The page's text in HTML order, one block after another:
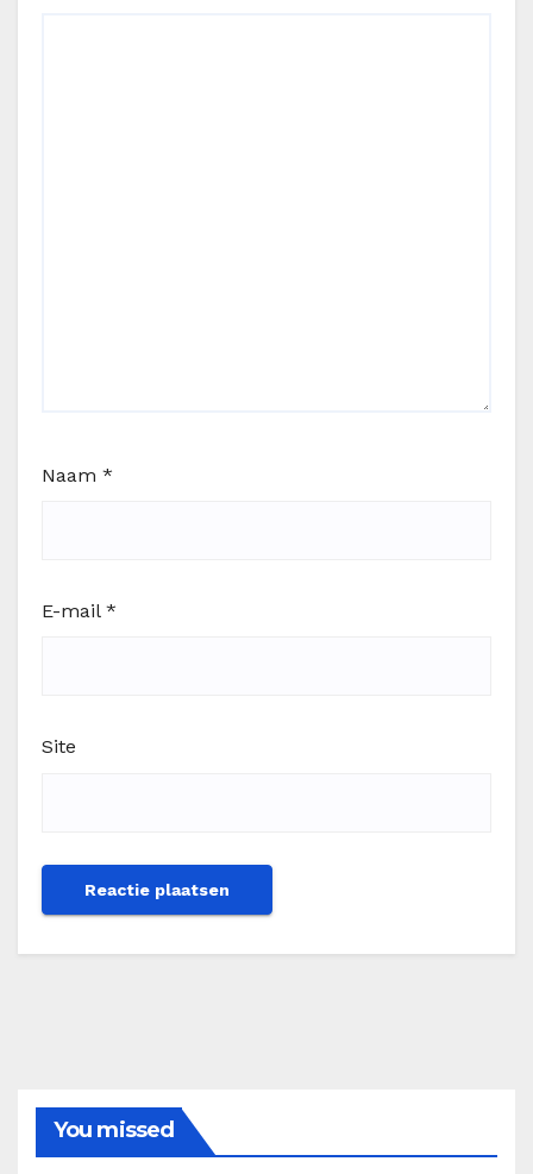
Naam *
E-mail *
Site
You missed